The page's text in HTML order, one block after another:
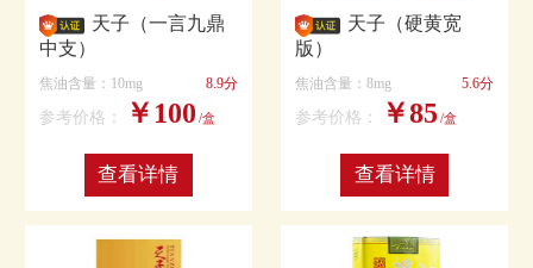
天子（一言九鼎
中支）
焦油含量：10mg 8.9分
参考价格： ￥100 /盒
查看详情
天子（硬黄宽
版）
焦油含量：8mg 5.6分
参考价格： ￥85 /盒
查看详情